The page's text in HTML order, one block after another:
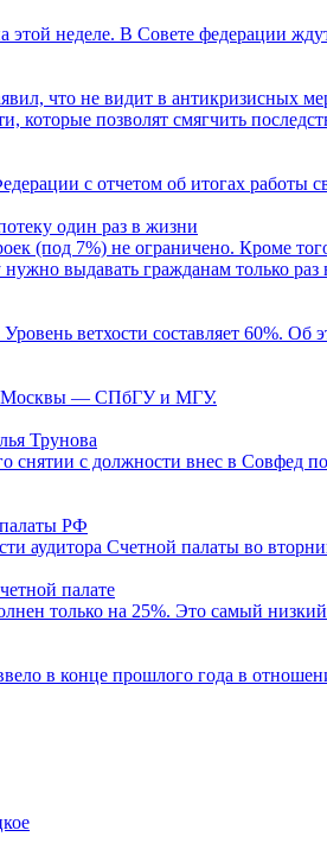
неделе. В Совете федерации
что не видит в антикризисных
позволят смягчить
с отчетом об итогах работы
один раз в жизни
(под 7%) не ограничено. Кроме
выдавать гражданам только раз
ветхости составляет 60%. Об
и Москвы — СПбГУ и МГУ.
Трунова
с должности внес в Совфед
РФ
аудитора Счетной палаты во
палате
только на 25%. Это самый низкий
в конце прошлого года в